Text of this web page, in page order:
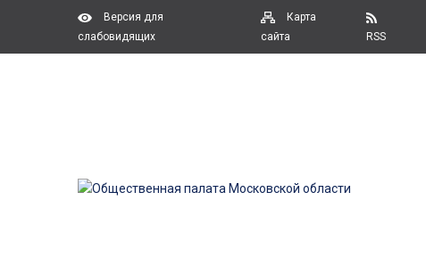
Версия для
слабовидящих
Карта
сайта
RSS